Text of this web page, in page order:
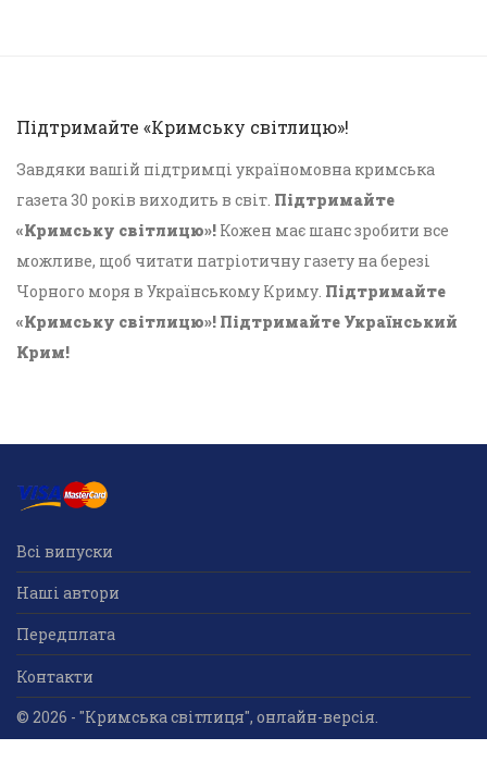
Підтримайте «Кримську світлицю»!
Завдяки вашій підтримці україномовна кримська
газета 30 років виходить в світ. Підтримайте
«Кримську світлицю»! Кожен має шанс зробити все
можливе, щоб читати патріотичну газету на березі
Чорного моря в Українському Криму. Підтримайте
«Кримську світлицю»! Підтримайте Український
Крим!
Всі випуски
Наші автори
Передплата
Контакти
© 2026 - "Кримська світлиця", онлайн-версія.